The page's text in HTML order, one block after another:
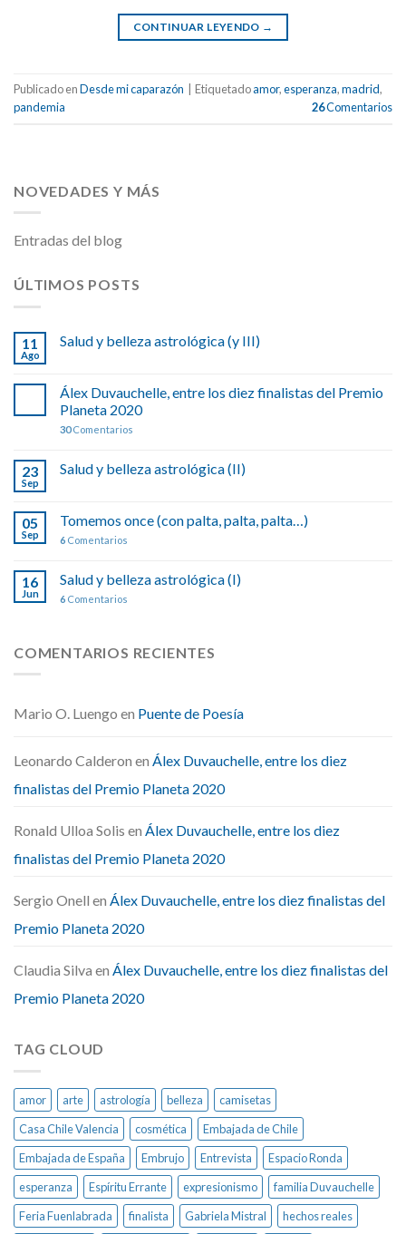
CONTINUAR LEYENDO →
Publicado enDesde mi caparazón Etiquetadoamor,esperanza,madrid,
pandemia
26Comentarios
NOVEDADES Y MÁS
Entradas del blog
ÚLTIMOS POSTS
11
Ago
Salud y belleza astrológica (y III)
Álex Duvauchelle, entre los diez finalistas del Premio
Planeta 2020
30Comentarios
23
Sep
Salud y belleza astrológica (II)
05
Sep
Tomemos once (con palta, palta, palta…)
6 Comentarios
16
Jun
Salud y belleza astrológica (I)
6 Comentarios
COMENTARIOS RECIENTES
Mario O. Luengo en Puente de Poesía
Leonardo Calderon en Álex Duvauchelle, entre los diez
finalistas del Premio Planeta 2020
Ronald Ulloa Solis en Álex Duvauchelle, entre los diez
finalistas del Premio Planeta 2020
Sergio Onell en Álex Duvauchelle, entre los diez finalistas del
Premio Planeta 2020
Claudia Silva en Álex Duvauchelle, entre los diez finalistas del
Premio Planeta 2020
TAG CLOUD
amor arte astrología belleza
camisetas
Casa Chile Valencia
cosmética
Embajada de Chile
Embajada de España
Embrujo Entrevista
Espacio Ronda
esperanza
Espíritu Errante expresionismo
familia Duvauchelle
Feria Fuenlabrada
finalista Gabriela Mistral hechos reales